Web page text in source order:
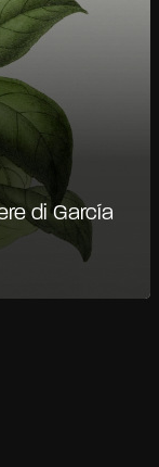
di García